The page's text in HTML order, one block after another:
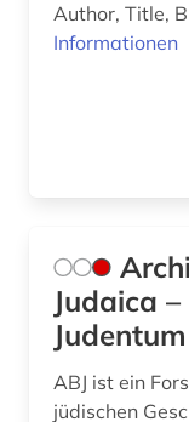
Author, Title,
Informationen
Judaica
ABJ ist ein
jüdischen